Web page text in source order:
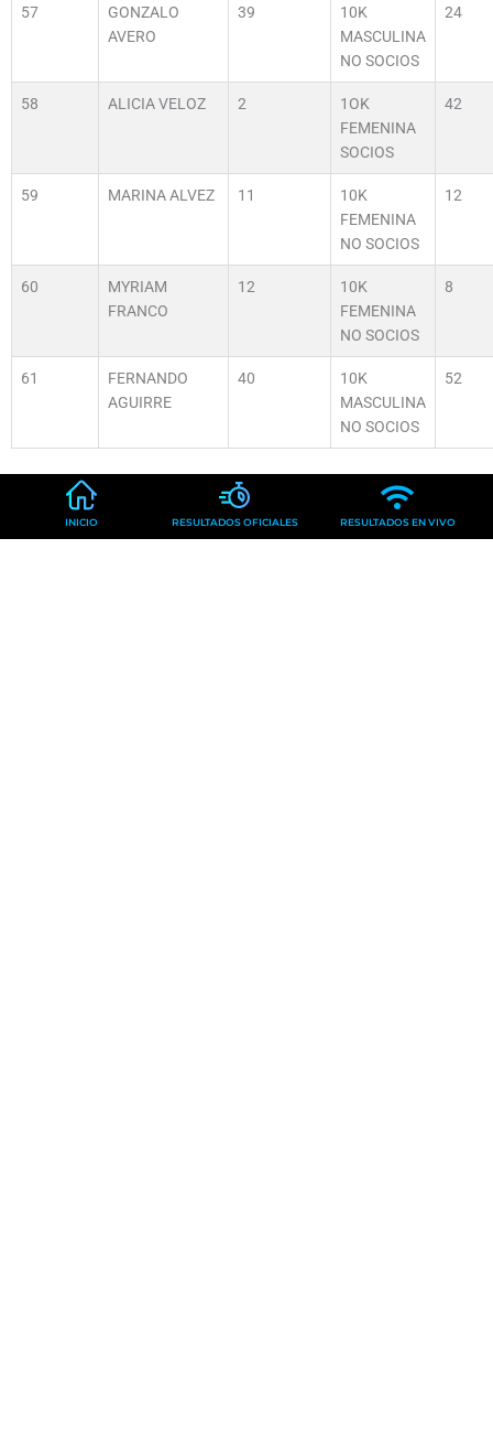
57
GONZALO
AVERO
39
10K
MASCULINA
NO SOCIOS
24
58 ALICIA VELOZ 2
1OK
FEMENINA
SOCIOS
42
59 MARINA ALVEZ 11
10K
FEMENINA
NO SOCIOS
12
60
MYRIAM
FRANCO
12
10K
FEMENINA
NO SOCIOS
8
61
FERNANDO
AGUIRRE
40
10K
MASCULINA
NO SOCIOS
52
INICIO RESULTADOS OFICIALES RESULTADOS EN VIVO